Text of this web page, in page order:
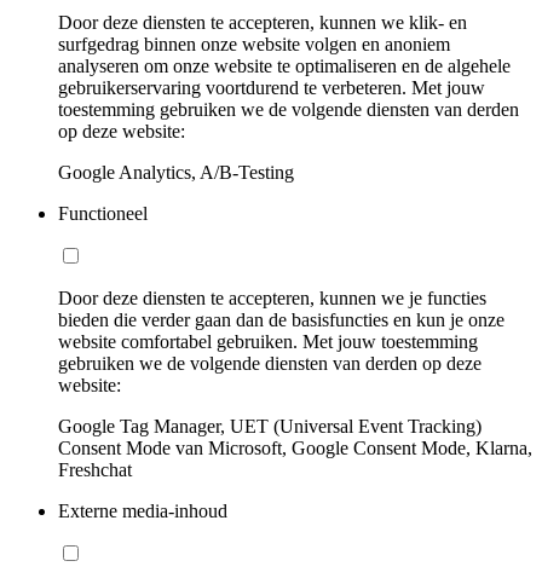
Door deze diensten te accepteren, kunnen we klik- en
surfgedrag binnen onze website volgen en anoniem
analyseren om onze website te optimaliseren en de algehele
gebruikerservaring voortdurend te verbeteren. Met jouw
toestemming gebruiken we de volgende diensten van derden
op deze website:
Google Analytics, A/B-Testing
Functioneel
Door deze diensten te accepteren, kunnen we je functies
bieden die verder gaan dan de basisfuncties en kun je onze
website comfortabel gebruiken. Met jouw toestemming
gebruiken we de volgende diensten van derden op deze
website:
Google Tag Manager, UET (Universal Event Tracking)
Consent Mode van Microsoft, Google Consent Mode, Klarna,
Freshchat
Externe media-inhoud